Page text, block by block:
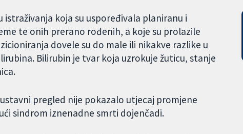
koja su uspoređivala planiranu i
te onih prerano rođenih, a koje su prolazile
dovele su do male ili nikakve razlike u
Bilirubin je tvar koja uzrokuje žuticu, stanje
pregled nije pokazalo utjecaj promjene
sindrom iznenadne smrti dojenčadi.